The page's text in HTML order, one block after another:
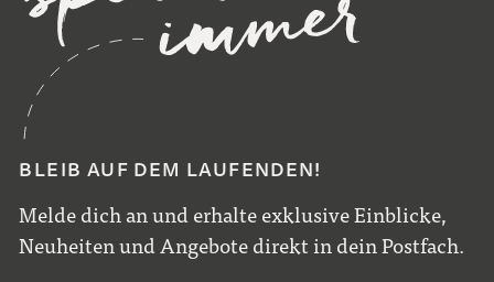
BLEIB AUF DEM LAUFENDEN!
Melde dich an und erhalte exklusive Einblicke,
Neuheiten und Angebote direkt in dein Postfach.